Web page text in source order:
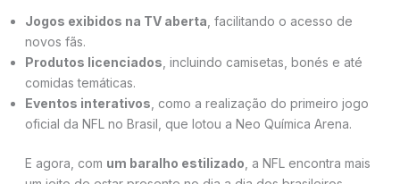
Jogos exibidos na TV aberta , facilitando o acesso de
novos fãs.
Produtos licenciados , incluindo camisetas, bonés e até
comidas temáticas.
Eventos interativos , como a realização do primeiro jogo
oficial da NFL no Brasil, que lotou a Neo Química Arena.
E agora, com um baralho estilizado , a NFL encontra mais